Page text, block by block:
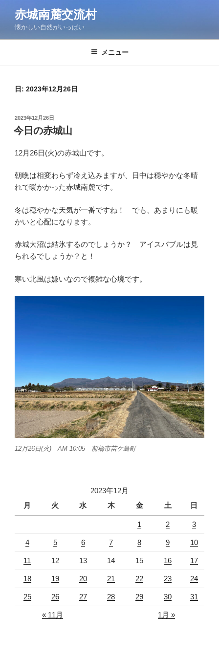
ン
赤城南麓交流村
懐かしい自然がいっぱい
メニュー
日: 2023年12月26日
投
稿
日:
2023年12月26日
今日の赤城山
12月26日(火)の赤城山です。
朝晩は相変わらず冷え込みますが、日中は穏やかな冬晴
れで暖かかった赤城南麓です。
冬は穏やかな天気が一番ですね！ でも、あまりにも暖
かいと心配になります。
赤城大沼は結氷するのでしょうか？ アイスバブルは見
られるでしょうか？と！
寒い北風は嫌いなので複雑な心境です。
12月26日(火) AM 10:05 前橋市苗ケ島町
2023年12月
月
火 水 木 金 土 日
1 2 3
4 5 6 7 8 9 10
11 12 13 14 15 16 17
18 19 20 21 22 23 24
25 26 27 28 29 30 31
« 11月 1月 »